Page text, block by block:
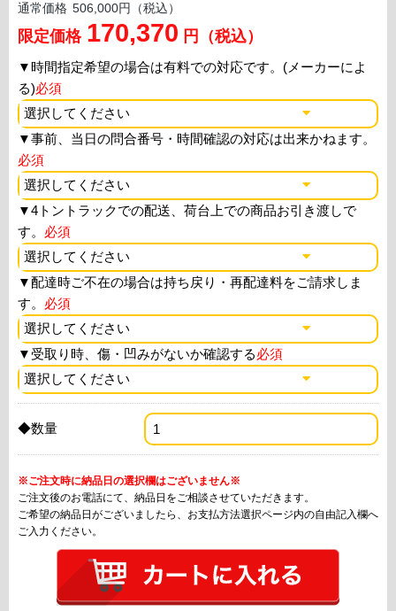
通常価格 506,000円（税込）
限定価格 170,370 円（税込）
▼時間指定希望の場合は有料での対応です。(メーカーによ
る)必須
▼事前、当日の問合番号・時間確認の対応は出来かねます。
必須
▼4トントラックでの配送、荷台上での商品お引き渡しで
す。 必須
▼配達時ご不在の場合は持ち戻り・再配達料をご請求しま
す。 必須
▼ 受取り時、傷・凹みがないか確認する必須
◆数量
※ご注文時に納品日の選択欄はございません※
ご注文後のお電話にて、納品日をご相談させていただきます。
ご希望の納品日がございましたら、お支払方法選択ページ内の自由記入欄へ
ご入力ください。